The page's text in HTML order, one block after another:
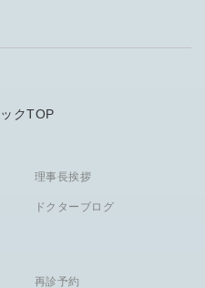
クTOP
理事長挨拶
ドクターブログ
再診予約